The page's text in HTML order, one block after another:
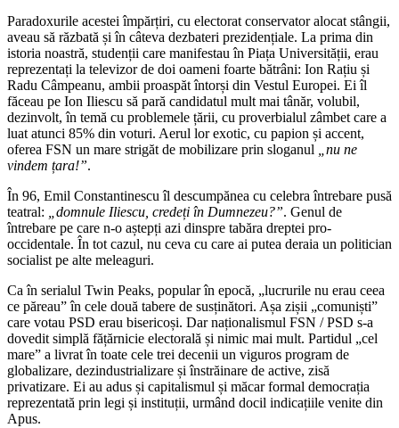
Paradoxurile acestei împărțiri, cu electorat conservator alocat stângii,
aveau să răzbată și în câteva dezbateri prezidențiale. La prima din
istoria noastră, studenții care manifestau în Piața Universității, erau
reprezentați la televizor de doi oameni foarte bătrâni: Ion Rațiu și
Radu Câmpeanu, ambii proaspăt întorși din Vestul Europei. Ei îl
făceau pe Ion Iliescu să pară candidatul mult mai tânăr, volubil,
dezinvolt, în temă cu problemele țării, cu proverbialul zâmbet care a
luat atunci 85% din voturi. Aerul lor exotic, cu papion și accent,
oferea FSN un mare strigăt de mobilizare prin sloganul „nu ne
vindem țara!”.
În 96, Emil Constantinescu îl descumpănea cu celebra întrebare pusă
teatral: „domnule Iliescu, credeți în Dumnezeu?”. Genul de
întrebare pe care n-o aștepți azi dinspre tabăra dreptei pro-
occidentale. În tot cazul, nu ceva cu care ai putea deraia un politician
socialist pe alte meleaguri.
Ca în serialul Twin Peaks, popular în epocă, „lucrurile nu erau ceea
ce păreau” în cele două tabere de susținători. Așa zișii „comuniști”
care votau PSD erau bisericoși. Dar naționalismul FSN / PSD s-a
dovedit simplă fățărnicie electorală și nimic mai mult. Partidul „cel
mare” a livrat în toate cele trei decenii un viguros program de
globalizare, dezindustrializare și înstrăinare de active, zisă
privatizare. Ei au adus și capitalismul și măcar formal democrația
reprezentată prin legi și instituții, urmând docil indicațiile venite din
Apus.